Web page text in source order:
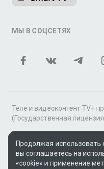
МЫ В СОЦСЕТЯХ
Теле и видеоконтент TV+
(Государственная
В рамках услуги «Видео по
фильмов и сериалов tv+»
онлайн-кинотеатром
Продолжая использовать
вы соглашаетесь на
«cookie» и применение